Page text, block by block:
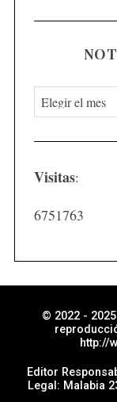
N
o
t
c
i
e
c
Visitas:
6751763
© 2022 -
http://
Editor
Legal: Malabia